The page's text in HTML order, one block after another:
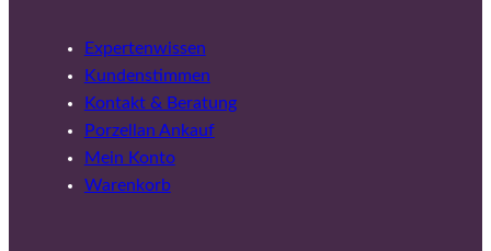
Expertenwissen
Kundenstimmen
Kontakt & Beratung
Porzellan Ankauf
Mein Konto
Warenkorb